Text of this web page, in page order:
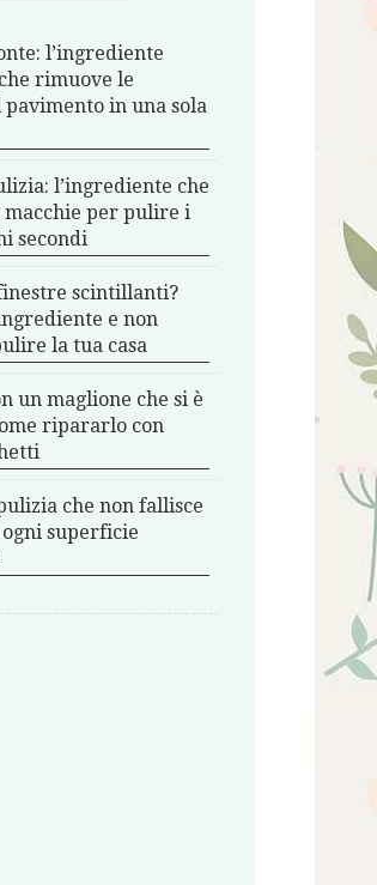
l’ingrediente
rimuove le
pavimento in una sola
l’ingrediente che
macchie per pulire i
secondi
scintillanti?
e non
la tua casa
un maglione che si è
ripararlo con
che non fallisce
superficie